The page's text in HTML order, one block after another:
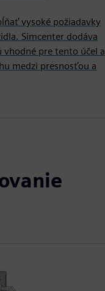
vysoké požiadavky
Simcenter dodáva
pre tento účel a
medzi presnosťou a